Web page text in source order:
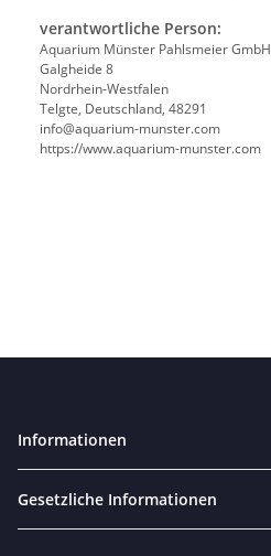
verantwortliche Person:
Aquarium Münster Pahlsmeier GmbH
Galgheide 8
Nordrhein-Westfalen
Telgte, Deutschland, 48291
info@aquarium-munster.com
https://www.aquarium-munster.com
Informationen
Gesetzliche Informationen